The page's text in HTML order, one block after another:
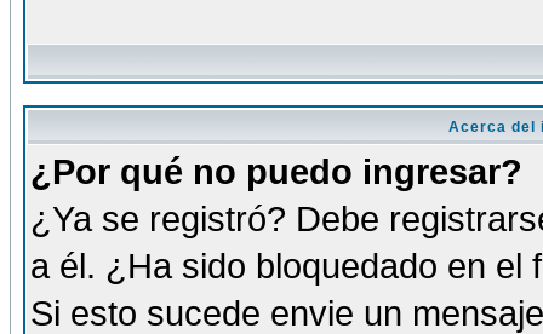
Acerca del
¿Por qué no puedo ingresar?
¿Ya se registró? Debe
a él. ¿Ha sido bloquedado en
Si esto sucede envie un